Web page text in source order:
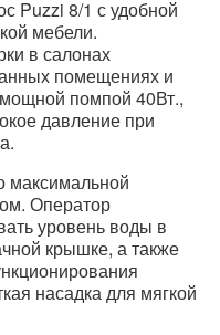
Puzzi 8/1 с удобной
мебели.
в салонах
помещениях и
помпой 40Вт.,
давление при
максимальной
Оператор
уровень воды в
крышке, а также
насадка для мягкой